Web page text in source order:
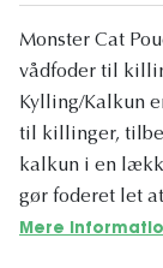
Monster Cat
vådfoder til
Kylling/Kalkun
til killinger,
kalkun i en
gør foderet let
Mere